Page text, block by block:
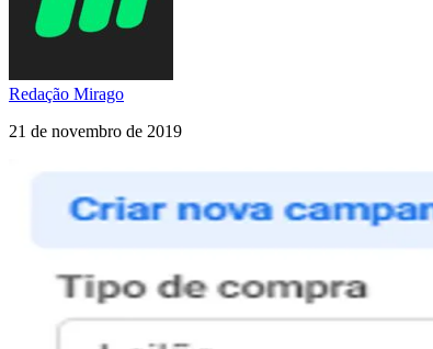
Redação Mirago
21 de novembro de 2019